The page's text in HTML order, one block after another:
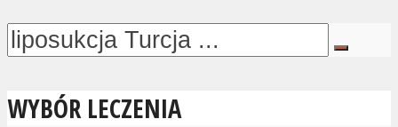
WYBÓR LECZENIA